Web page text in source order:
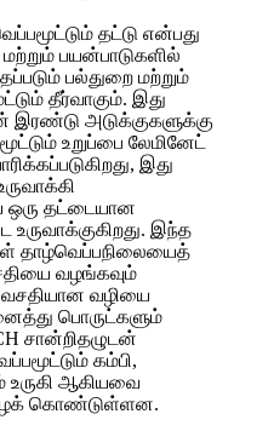
தட்டு என்பது
பயன்பாடுகளில்
பல்துறை மற்றும்
தீர்வாகும். இது
இரண்டு அடுக்குகளுக்கு
உறுப்பை லேமினேட்
இது
ஒரு தட்டையான
உருவாக்குகிறது. இந்த
தாழ்வெப்பநிலையைத்
வழங்கவும்
வசதியான வழியை
பொருட்களும்
சான்றிதழுடன்
கம்பி,
உருகி ஆகியவை
கொண்டுள்ளன.